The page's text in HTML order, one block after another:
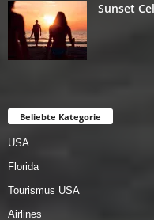
Sunset
Beliebte Kategorie
USA
Florida
Tourismus USA
Airlines